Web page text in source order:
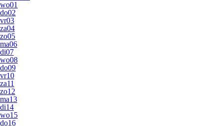
wo01
do02
vr03
za04
zo05
ma06
di07
wo08
do09
vr10
za11
zo12
ma13
di14
wo15
do16